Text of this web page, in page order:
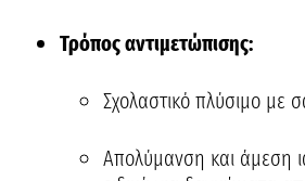
Τρόπος αντιμετώπισης:
Σχολαστικό πλύσιμο με
Απολύμανση και άμεση